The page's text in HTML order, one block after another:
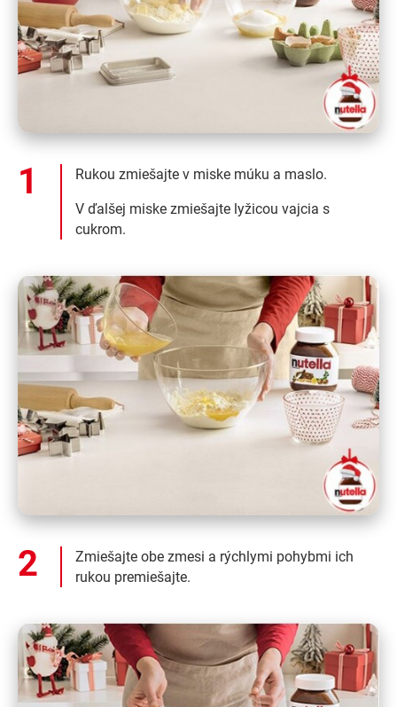
Rukou zmiešajte v miske múku a maslo.
V ďalšej miske zmiešajte lyžicou vajcia s
cukrom.
Zmiešajte obe zmesi a rýchlymi pohybmi ich
rukou premiešajte.